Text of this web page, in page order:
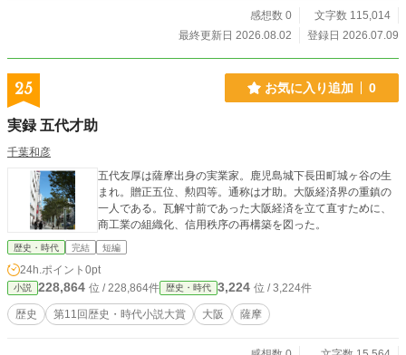
感想数 0
文字数 115,014
最終更新日 2026.08.02
登録日 2026.07.09
25 お気に入り追加 0
実録 五代才助
千葉和彦
五代友厚は薩摩出身の実業家。鹿児島城下長田町城ヶ谷の生
まれ。贈正五位、勲四等。通称は才助。大阪経済界の重鎮の
一人である。瓦解寸前であった大阪経済を立て直すために、
商工業の組織化、信用秩序の再構築を図った。
歴史・時代 完結 短編
24h.ポイント 0pt
小説 228,864 位 / 228,864件 歴史・時代 3,224 位 / 3,224件
歴史 第11回歴史・時代小説大賞 大阪 薩摩